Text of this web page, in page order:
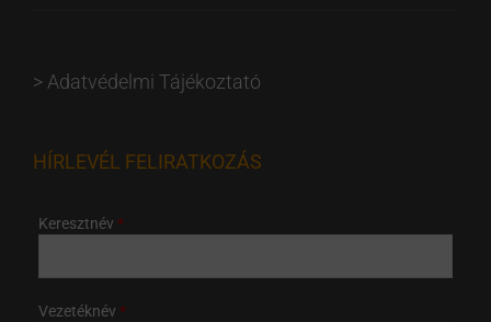
>Adatvédelmi Tájékoztató
HÍRLEVÉL FELIRATKOZÁS
Keresztnév
Vezetéknév